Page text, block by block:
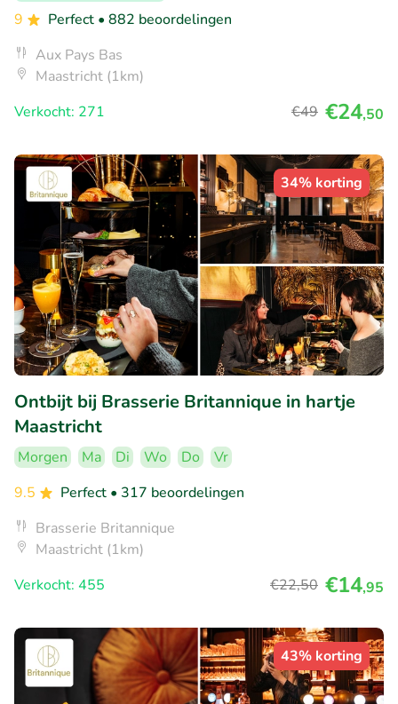
9
Perfect • 882 beoordelingen
Aux Pays Bas
Maastricht (1km)
Verkocht: 271
€49 €24,50
34% korting
Ontbijt bij Brasserie Britannique in hartje
Maastricht
Morgen Ma Di Wo Do
Vr
9.5
Perfect • 317 beoordelingen
Brasserie Britannique
Maastricht (1km)
Verkocht: 455
€22,50 €14,95
43% korting